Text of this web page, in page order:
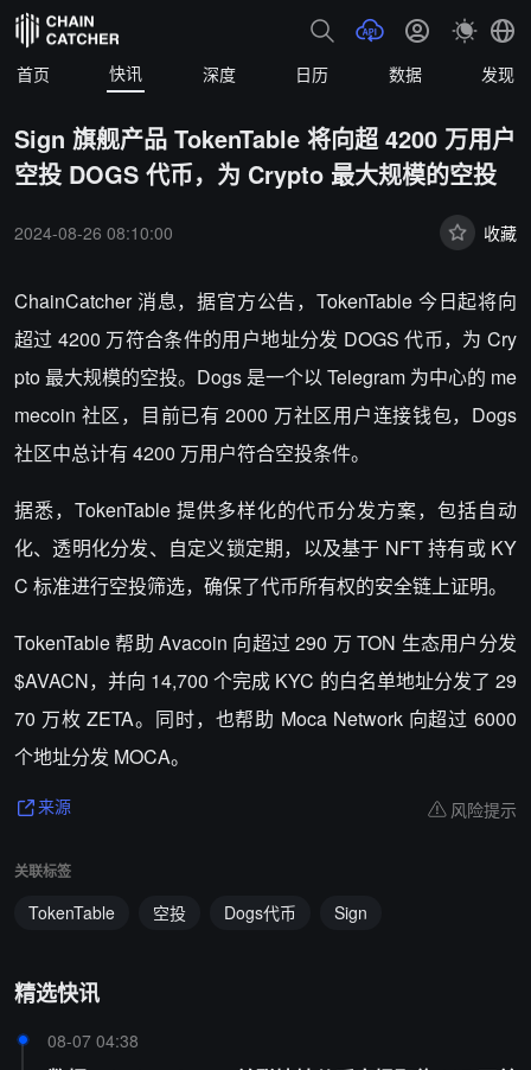
首页 快讯 深度 日历 数据 发现
Sign 旗舰产品 TokenTable 将向超 4200 万用户
空投 DOGS 代币，为 Crypto 最大规模的空投
2024-08-26 08:10:00 收藏
ChainCatcher 消息，据官方公告，TokenTable 今日起将向
超过 4200 万符合条件的用户地址分发 DOGS 代币，为 Cry
pto 最大规模的空投。Dogs 是一个以 Telegram 为中心的 me
mecoin 社区，目前已有 2000 万社区用户连接钱包，Dogs
社区中总计有 4200 万用户符合空投条件。
据悉，TokenTable 提供多样化的代币分发方案，包括自动
化、透明化分发、自定义锁定期，以及基于 NFT 持有或 KY
C 标准进行空投筛选，确保了代币所有权的安全链上证明。
TokenTable 帮助 Avacoin 向超过 290 万 TON 生态用户分发
$AVACN，并向 14,700 个完成 KYC 的白名单地址分发了 29
70 万枚 ZETA。同时，也帮助 Moca Network 向超过 6000
个地址分发 MOCA。
来源 风险提示
关联标签
TokenTable 空投 Dogs代币 Sign
精选快讯
08-07 04:38